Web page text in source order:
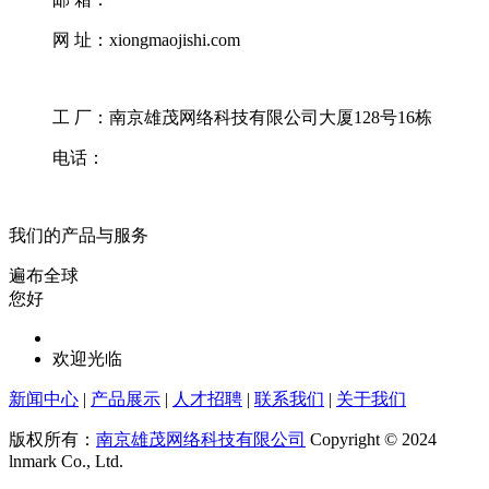
网 址：xiongmaojishi.com
工 厂：南京雄茂网络科技有限公司大厦128号16栋
电话：
我们的产品与服务
遍布全球
您好
欢迎光临
新闻中心 | 产品展示 | 人才招聘 | 联系我们 | 关于我们
版权所有： 南京雄茂网络科技有限公司 Copyright © 2024
lnmark Co., Ltd.